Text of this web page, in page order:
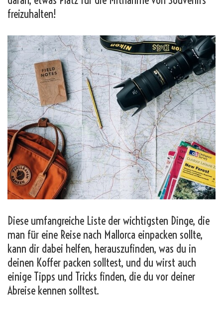
freizuhalten!
Diese umfangreiche Liste der wichtigsten Dinge, die
man für eine Reise nach Mallorca einpacken sollte,
kann dir dabei helfen, herauszufinden, was du in
deinen Koffer packen solltest, und du wirst auch
einige Tipps und Tricks finden, die du vor deiner
Abreise kennen solltest.